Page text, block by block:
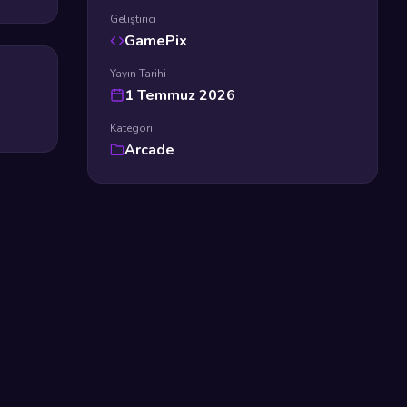
Geliştirici
GamePix
Yayın Tarihi
1 Temmuz 2026
Kategori
Arcade